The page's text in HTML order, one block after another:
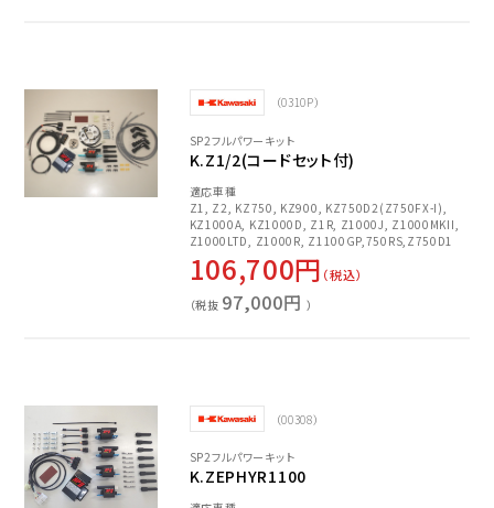
（0310P）
SP2フルパワーキット
K.Z1/2(コードセット付)
適応車種
Z1, Z2, KZ750, KZ900, KZ750D2(Z750FX-I),
KZ1000A, KZ1000D, Z1R, Z1000J, Z1000MKII,
Z1000LTD, Z1000R, Z1100GP,750RS,Z750D1
106,700円 （税込）
（税抜 97,000円 ）
（00308）
SP2フルパワーキット
K.ZEPHYR1100